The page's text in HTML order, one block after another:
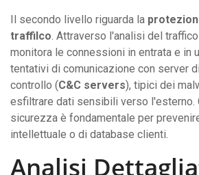
Il secondo livello riguarda la
traffilco. Attraverso l'analisi del
monitora le connessioni in entrata e in
tentativi di comunicazione con server
controllo (C&C servers), tipici dei
esfiltrare dati sensibili verso l'esterno.
sicurezza è fondamentale per
intellettuale o di database clienti.
Analisi